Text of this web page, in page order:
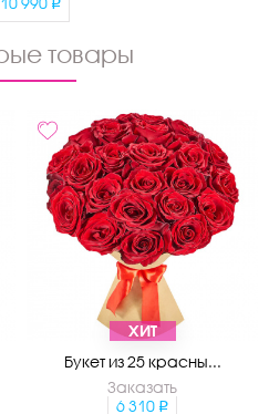
товары
ХИТ
Букет из 25 красны...
Заказать
6 310